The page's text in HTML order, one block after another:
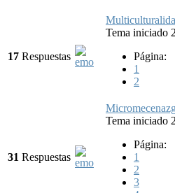
17 Respuestas
Tema iniciado
Página:
1
2
31 Respuestas
Tema iniciado
Página:
1
2
3